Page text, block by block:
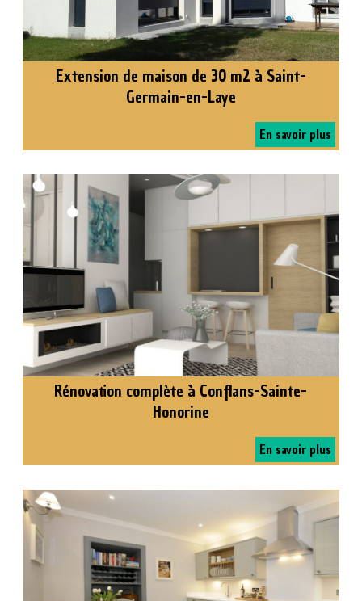
Extension de maison de 30 m2 à Saint-
Germain-en-Laye
En savoir plus
Rénovation complète à Conflans-Sainte-
Honorine
En savoir plus